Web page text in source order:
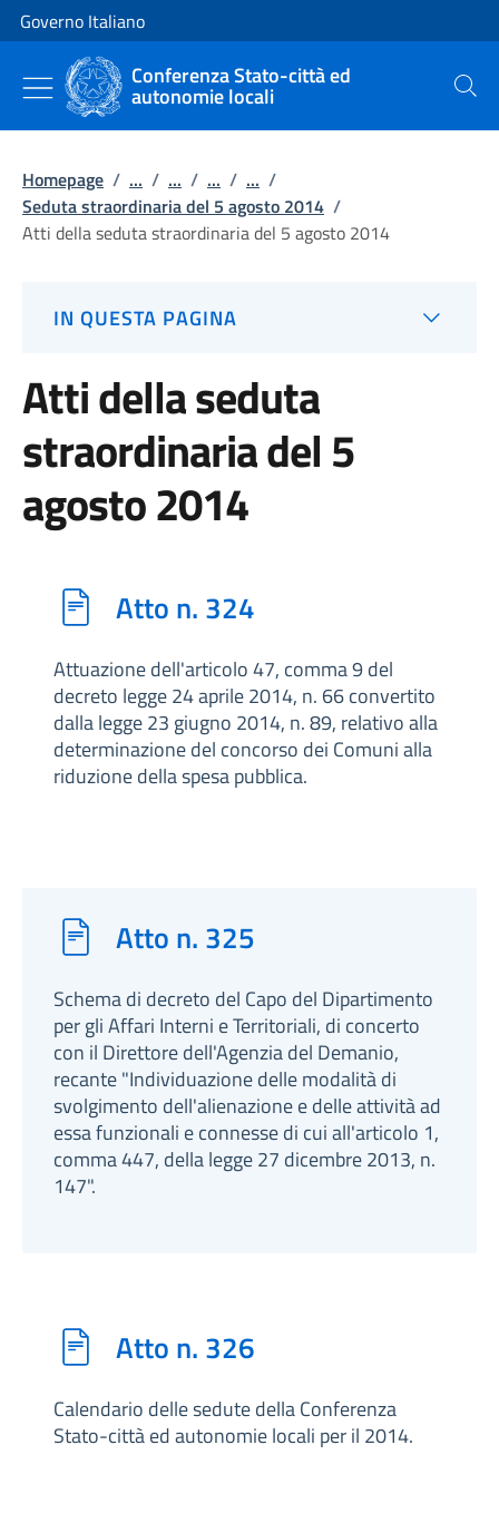
Vai al contenuto
Vai alla navigazione del sito
Governo Italiano
Conferenza Stato-città ed
autonomie locali Cerca
Homepage / ... / ... / ... / ... /
Seduta straordinaria del 5 agosto 2014 /
Atti della seduta straordinaria del 5 agosto 2014
IN QUESTA PAGINA
Atti della seduta
straordinaria del 5
agosto 2014
Atto n. 324
Attuazione dell'articolo 47, comma 9 del
decreto legge 24 aprile 2014, n. 66 convertito
dalla legge 23 giugno 2014, n. 89, relativo alla
determinazione del concorso dei Comuni alla
riduzione della spesa pubblica.
Atto n. 325
Schema di decreto del Capo del Dipartimento
per gli Affari Interni e Territoriali, di concerto
con il Direttore dell'Agenzia del Demanio,
recante "Individuazione delle modalità di
svolgimento dell'alienazione e delle attività ad
essa funzionali e connesse di cui all'articolo 1,
comma 447, della legge 27 dicembre 2013, n.
147".
Atto n. 326
Calendario delle sedute della Conferenza
Stato-città ed autonomie locali per il 2014.